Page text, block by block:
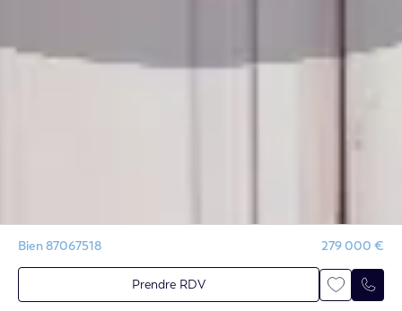
Bien 87067518 279 000 €
Prendre RDV